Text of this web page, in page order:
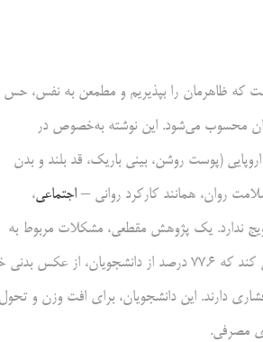
که ظاهرمان را بپذیریم و مطمعن به نفس، حس
محسوب می‌شود. این نوشته به‌خصوص در
(پوست روشن، بینی باریک، قد بلند و بدن
روان، همانند کارکرد روانی – اجتماعی،
ندارد. یک پژوهش مقطعی، مشکلات مربوط به
عکس بدنی را در بین دختران هندی دانشگاه کویمباتور بازدید کرده است. نتایج این پژوهش مشخص می کند که ۷۷.۶ درصد از دانشجویان، از
دارند. این دانشجویان، برای افت وزن و
مصرفی.